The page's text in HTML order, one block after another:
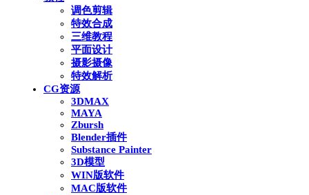
调色剪辑
特效合成
三维教程
平面设计
摄影摄像
特效解析
CG资源
3DMAX
MAYA
Zbursh
Blender插件
Substance Painter
3D模型
WIN版软件
MAC版软件